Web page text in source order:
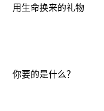
用生命换来的礼物
你要的是什么？